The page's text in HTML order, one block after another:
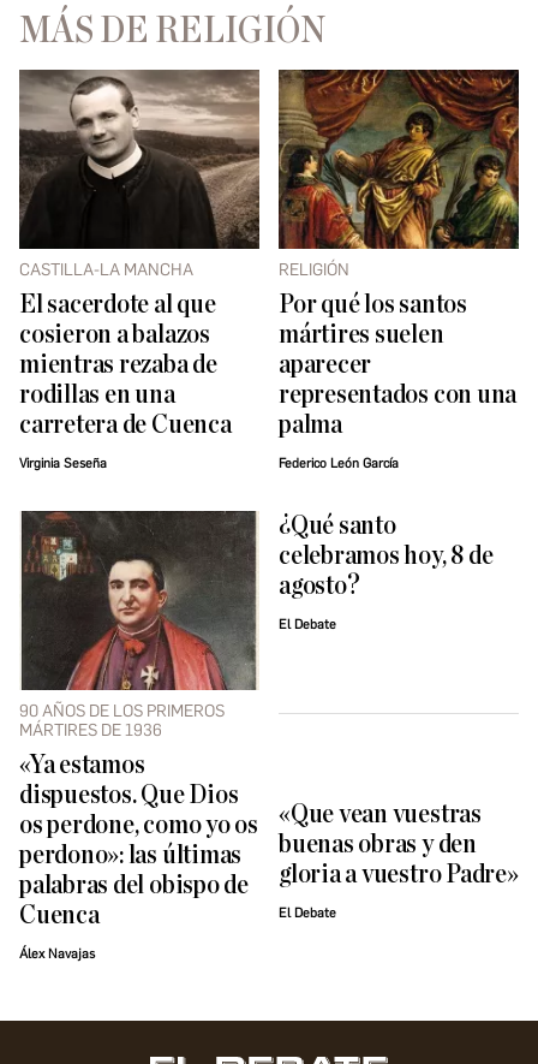
MÁS DE RELIGIÓN
CASTILLA-LA MANCHA
El sacerdote al que
cosieron a balazos
mientras rezaba de
rodillas en una
carretera de Cuenca
Virginia Seseña
RELIGIÓN
Por qué los santos
mártires suelen
aparecer
representados con una
palma
Federico León García
90 AÑOS DE LOS PRIMEROS
MÁRTIRES DE 1936
«Ya estamos
dispuestos. Que Dios
os perdone, como yo os
perdono»: las últimas
palabras del obispo de
Cuenca
Álex Navajas
¿Qué santo
celebramos hoy, 8 de
agosto?
El Debate
«Que vean vuestras
buenas obras y den
gloria a vuestro Padre»
El Debate